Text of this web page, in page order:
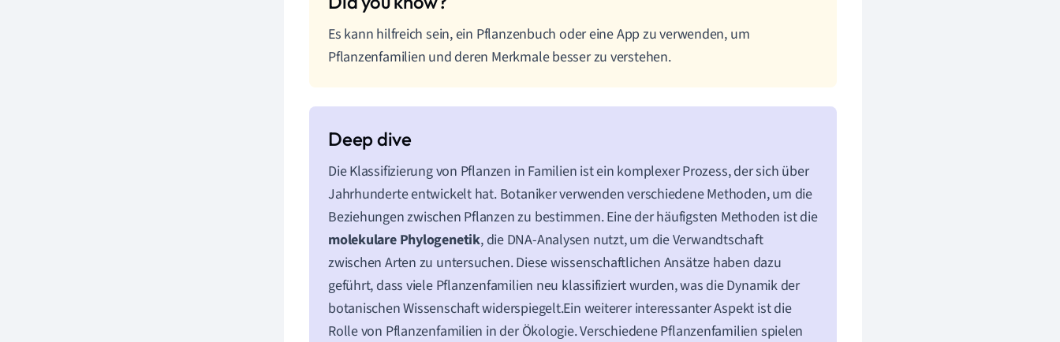
Es kann hilfreich sein, ein Pflanzenbuch oder eine App zu verwenden, um
Pflanzenfamilien und deren Merkmale besser zu verstehen.
Die Klassifizierung von Pflanzen in Familien ist ein komplexer Prozess, der sich über
Jahrhunderte entwickelt hat. Botaniker verwenden verschiedene Methoden, um die
Beziehungen zwischen Pflanzen zu bestimmen. Eine der häufigsten Methoden ist die
molekulare Phylogenetik, die DNA-Analysen nutzt, um die Verwandtschaft
zwischen Arten zu untersuchen. Diese wissenschaftlichen Ansätze haben dazu
geführt, dass viele Pflanzenfamilien neu klassifiziert wurden, was die Dynamik der
botanischen Wissenschaft widerspiegelt.Ein weiterer interessanter Aspekt ist die
Rolle von Pflanzenfamilien in der Ökologie. Verschiedene Pflanzenfamilien spielen